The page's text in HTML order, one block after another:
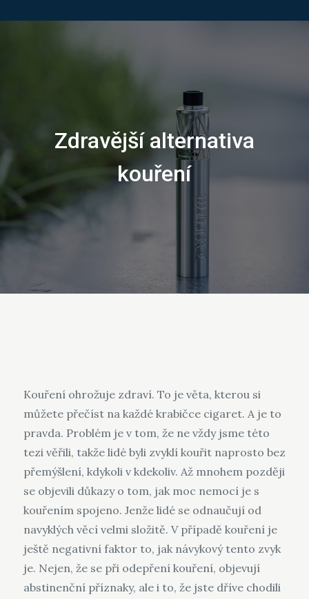
Zdravější alternativa
kouření
Kouření ohrožuje zdraví. To je věta, kterou si
můžete přečíst na každé krabičce cigaret. A je to
pravda. Problém je v tom, že ne vždy jsme této
tezi věřili, takže lidé byli zvyklí kouřit naprosto bez
přemýšlení, kdykoli v kdekoliv. Až mnohem později
se objevili důkazy o tom, jak moc nemocí je s
kouřením spojeno. Jenže lidé se odnaučují od
navyklých věcí velmi složitě. V případě kouření je
ještě negativní faktor to, jak návykový tento zvyk
je. Nejen, že se při odepření kouření, objevují
abstinenční příznaky, ale i to, že jste dříve chodili